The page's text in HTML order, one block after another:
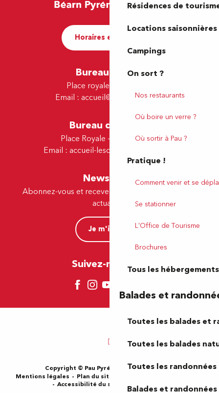
Résidences de
Locations saisonnières
Campings
On sort ?
Nos restaurants
Où boire un verre ?
Où sortir à Pau ?
Pratique !
Comment venir et se
Se stationner
L'Office de Tourisme
Brochures
Tous les hébergements
Balades et
Toutes les balades et
Toutes les balades
Toutes les randonnées
Balades et
Horaires et contact
Bureau de Pau
Place royale - 64000 Pau
Email : accueil@tourismepau.fr
Bureau de Lescar
Place Royale - 64230 Lescar
Email : accueil-lescar@tourismepau.fr
Newsletter
Abonnez-vous et recevez par e-mail nos offres et
actualités.
Je m'inscris
Suivez-nous ici !
Copyright © Pau Pyrénées Tourisme 2024
Mentions légales
Plan du site
Accessibilité du site : Non-conforme